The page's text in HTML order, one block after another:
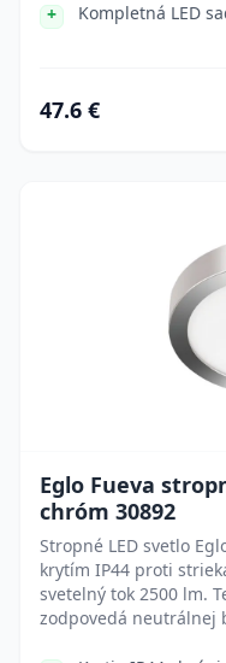
Kompletná LED
47.6 €
Eglo Fueva
chróm 30892
Stropné LED svetlo
krytím IP44 proti
svetelný tok 2500 lm.
zodpovedá neutrálnej